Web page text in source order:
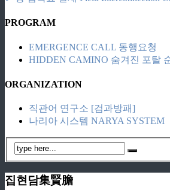
PROGRAM
EMERGENCE CALL 동행요청
HIDDEN CAMINO 숨겨진 포탈
ORGANIZATION
직관어 연구소 [검과방패]
나리아 시스템 NARYA SYSTEM
집현담集賢膽